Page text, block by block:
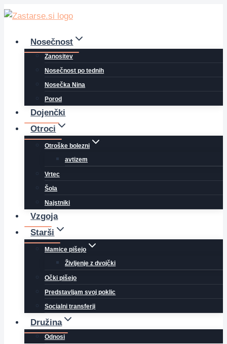
Skip
contentNosečnost
Zanositev
Nosečnost po tednih
Nosečka Nina
Porod
Dojenčki
Otroci
Otroške bolezni
avtizem
Vrtec
Šola
Najstniki
Vzgoja
Starši
Mamice pišejo
Življenje z dvojčki
Očki pišejo
Predstavljam svoj poklic
Socialni transferji
Družina
Odnosi